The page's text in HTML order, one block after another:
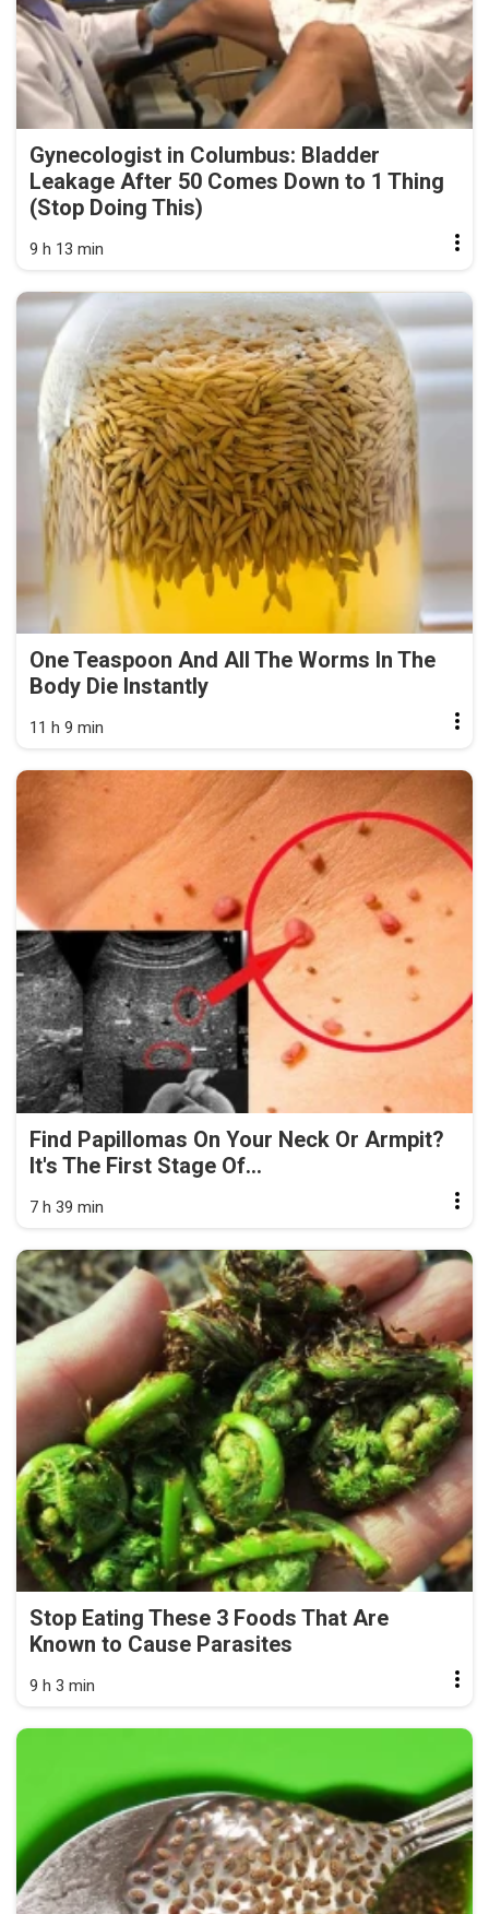
Gynecologist in Columbus: Bladder
Leakage After 50 Comes Down to 1 Thing
(Stop Doing This)
9 h 13 min
One Teaspoon And All The Worms In The
Body Die Instantly
11 h 9 min
Find Papillomas On Your Neck Or Armpit?
It's The First Stage Of...
7 h 39 min
Stop Eating These 3 Foods That Are
Known to Cause Parasites
9 h 3 min